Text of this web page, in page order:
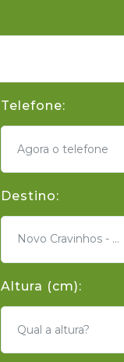
Telefone:
Destino:
Novo Cravinhos - SP
Altura (cm):